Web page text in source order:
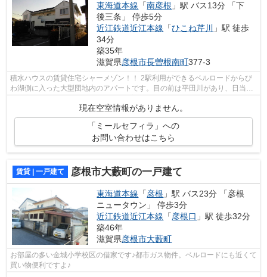
東海道本線 「南彦根 」駅 バス13分 「下
後三条」 停歩5分
近江鉄道近江本線 「ひこね芹川
」駅 徒歩
34分
築35年
滋賀県彦根市長曽根南町377-3
積水ハウスの賃貸住宅シャーメゾン！！ 2駅利用ができるベルロードからび
わ湖側に入った大型団地内のアパートです。目の前は平田川があり、日当た
りの良い物件です。eo光メゾンタイプ...
現在空室情報がありません。
「ミールセフィラ」への
お問い合わせはこちら
賃貸 | 一戸建て 彦根市大藪町の一戸建て
東海道本線 「彦根 」駅 バス23分 「彦根
ニュータウン」 停歩3分
近江鉄道近江本線 「彦根口 」駅 徒歩32分
築46年
滋賀県彦根市大藪町
お部屋の多い金城小学校区の借家です♪都市ガス物件。ベルロードにも近くて
買い物便利ですよ♪